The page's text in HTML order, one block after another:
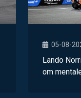
05-08-
Lando
om